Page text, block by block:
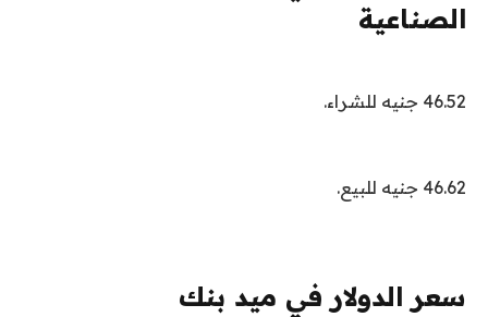
الصناعية
46.52 جنيه للشراء.
46.62 جنيه للبيع.
سعر الدولار في ميد بنك